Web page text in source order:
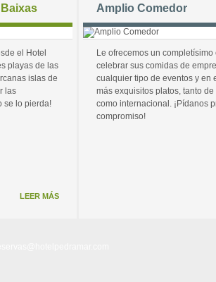
el Hotel
playas de las
islas de
las
se lo pierda!
LEER MÁS
Amplio Comedor
Le ofrecemos un
celebrar sus comidas de
cualquier tipo de eventos y en
más exquisitos platos, tanto
como internacional. ¡Pídanos
compromiso!